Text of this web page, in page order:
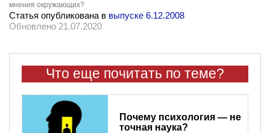
мнения окружающих?
Статья опубликована в выпуске 6.12.2008
Обновлено 21.07.2020
Что еще почитать по теме?
Почему психология — не
точная наука?